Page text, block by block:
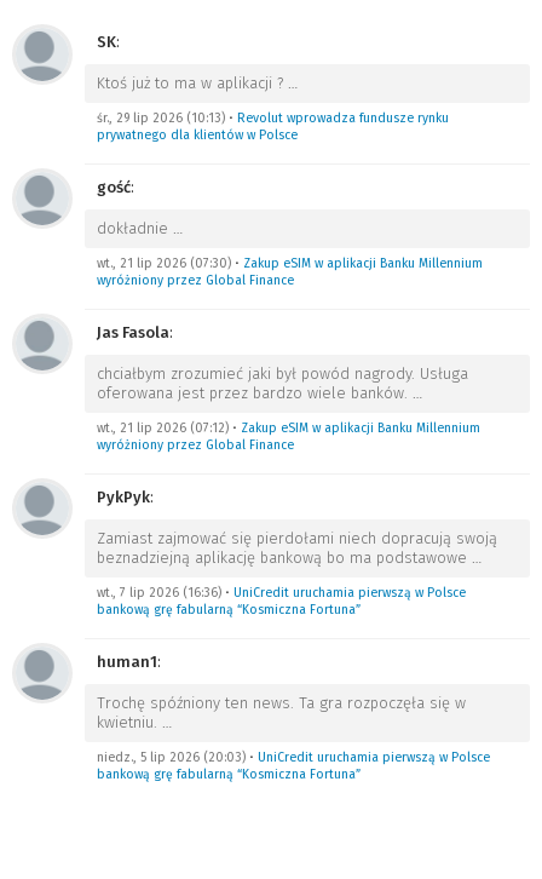
SK:
Ktoś już to ma w aplikacji ?
śr., 29 lip 2026 (10:13) • Revolut wprowadza fundusze rynku
prywatnego dla klientów w Polsce
gość:
dokładnie
wt., 21 lip 2026 (07:30) • Zakup eSIM w aplikacji Banku Millennium
wyróżniony przez Global Finance
Jas Fasola:
chciałbym zrozumieć jaki był powód nagrody. Usługa
oferowana jest przez bardzo wiele banków.
wt., 21 lip 2026 (07:12) • Zakup eSIM w aplikacji Banku Millennium
wyróżniony przez Global Finance
PykPyk:
Zamiast zajmować się pierdołami niech dopracują swoją
beznadziejną aplikację bankową bo ma podstawowe
wt., 7 lip 2026 (16:36) • UniCredit uruchamia pierwszą w Polsce
bankową grę fabularną “Kosmiczna Fortuna”
human1:
Trochę spóźniony ten news. Ta gra rozpoczęła się w
kwietniu.
niedz., 5 lip 2026 (20:03) • UniCredit uruchamia pierwszą w Polsce
bankową grę fabularną “Kosmiczna Fortuna”